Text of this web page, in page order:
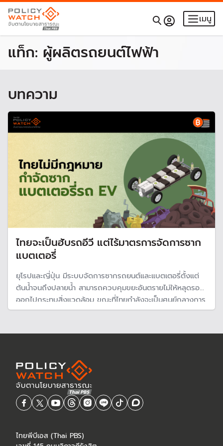
เมนู
แท็ก: ผู้ผลิตรถยนต์ไฟฟ้า
บทความ
ไทยจะเป็นฮับรถอีวี แต่ไร้มาตรการจัดการซาก
แบตเตอรี่
ยุโรปและญี่ปุ่น มีระบบจัดการซากรถยนต์และแบตเตอรี่ตั้งแต่
ต้นน้ำจนถึงปลายน้ำ สามารถควบคุมขยะอันตรายไม่ให้หลุดรอด
ออกไปกระทบสิ่งแวดล้อม ขณะที่ไทยกำลังจะเป็นศูนย์กลางการ
ผลิตรถยนต์ไฟฟ้า แต่กลับไม่มีกฎหมายควบคุมชากรถและ
ไทยพีบีเอส (Thai PBS)